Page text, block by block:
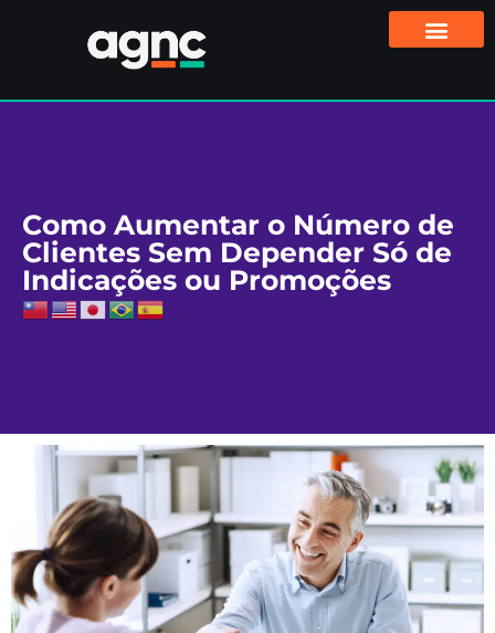
Como Aumentar o Número de
Clientes Sem Depender Só de
Indicações ou Promoções